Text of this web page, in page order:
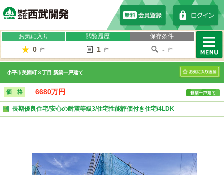
お気に入り
0 件
閲覧履歴
1 件
保存条件
- 件
MENU
小平市美園町３丁目 新築一戸建て
お気に入り
価 格 6680万円
長期優良住宅/安心の耐震等級3/住宅性能評価付き住宅/4LDK